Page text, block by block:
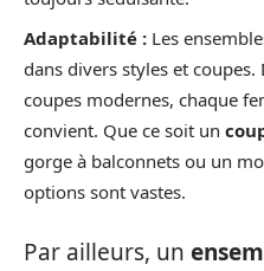
Adaptabilité : Les
dans divers styles et
coupes modernes, chaque
convient. Que ce soit un
gorge à balconnets ou un
options sont vastes.
Par ailleurs, un